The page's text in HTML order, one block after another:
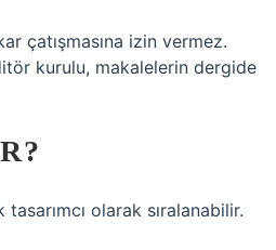
çatışmasına izin vermez.
kurulu, makalelerin dergide
olarak sıralanabilir.